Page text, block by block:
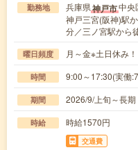
勤務地 兵庫県神戸市中央
神戸三宮(阪神)駅
分／三ノ宮駅から
曜日頻度 月～金※土日休み！
時間 9:00～17:30(実働
期間 2026/9/上旬～長
時給 時給1570円
交通費